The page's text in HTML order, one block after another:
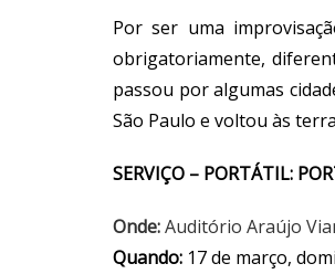
Por ser uma
obrigatoriamente,
passou por algumas
São Paulo e voltou às
SERVIÇO – PORTÁTIL:
Onde:Auditório Araújo
Quando: 17 de março,